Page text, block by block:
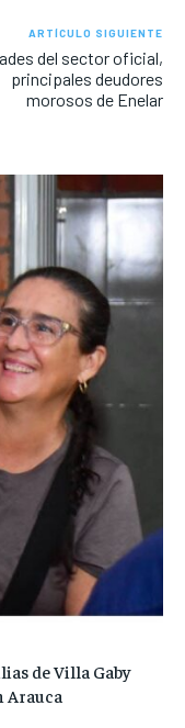
ARTÍCULO SIGUIENTE
del sector oficial,
principales deudores
morosos de Enelar
de Villa Gaby
Arauca